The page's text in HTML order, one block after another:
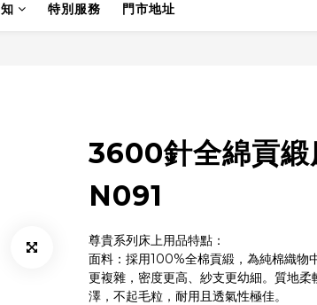
特別服務 門市地址
3600針全綿貢緞
N091
尊貴系列床上用品特點：
面料：採用100%全棉貢緞，為純棉織物
更複雜，密度更高、紗支更幼細。質地柔
澤，不起毛粒，耐用且透氣性極佳。